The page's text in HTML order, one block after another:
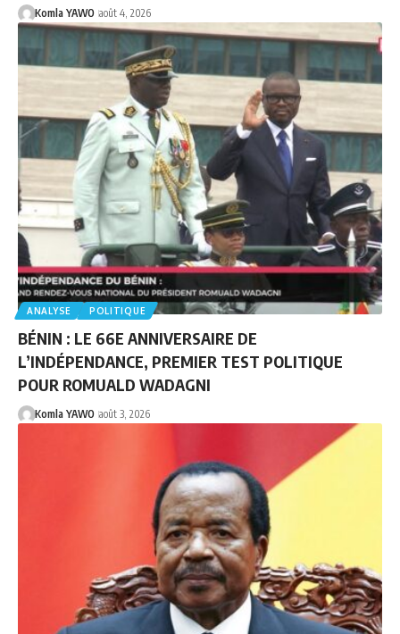
Komla YAWO août 4, 2026
ANALYSE POLITIQUE
BÉNIN : LE 66E ANNIVERSAIRE DE
L’INDÉPENDANCE, PREMIER TEST POLITIQUE
POUR ROMUALD WADAGNI
Komla YAWO août 3, 2026